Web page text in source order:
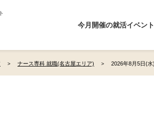
今月開催の就活イベント
ナース専科 就職(名古屋エリア) 2026年8月5日(